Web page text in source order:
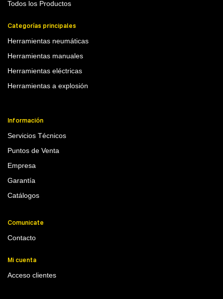
Todos los Productos
Categorías principales
Herramientas neumáticas
Herramientas manuales
Herramientas eléctricas
Herramientas a explosión
Información
Servicios Técnicos
Puntos de Venta
Empresa
Garantía
Catálogos
Comunicate
Contacto
Mi cuenta
Acceso clientes